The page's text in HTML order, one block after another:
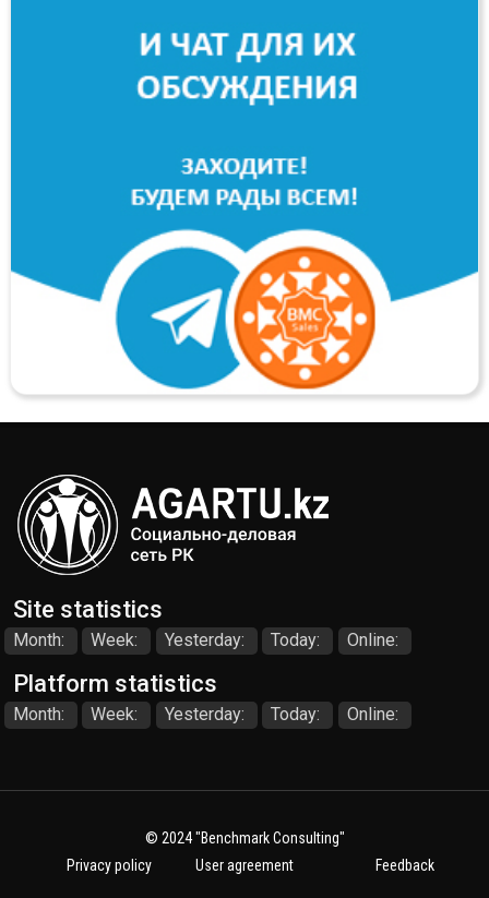
Site statistics
Month: Week: Yesterday: Today: Online:
Platform statistics
Month: Week: Yesterday: Today: Online:
© 2024"Benchmark Consulting"
Privacy policy
User agreement Feedback